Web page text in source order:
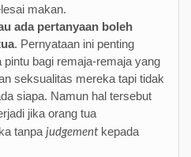
makan.
ada pertanyaan boleh
. Pernyataan ini penting
bagi remaja-remaja yang
seksualitas mereka tapi tidak
siapa. Namun hal tersebut
jika orang tua
tanpa judgementkepada